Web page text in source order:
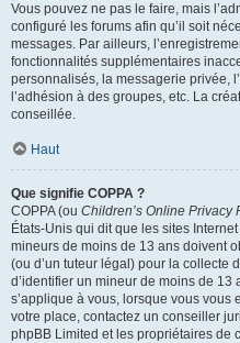
Vous pouvez ne pas le faire, mais
configuré les forums afin qu’il soit
messages. Par ailleurs,
fonctionnalités supplémentaires
personnalisés, la messagerie privée,
l’adhésion à des groupes, etc. La
conseillée.
Haut
Que signifie COPPA ?
COPPA (ou Children’s Online Privacy
États-Unis qui dit que les sites
mineurs de moins de 13 ans doivent
(ou d’un tuteur légal) pour la collecte
d’identifier un mineur de moins de 13
s’applique à vous, lorsque vous vous
votre place, contactez un conseiller
phpBB Limited et les propriétaires de